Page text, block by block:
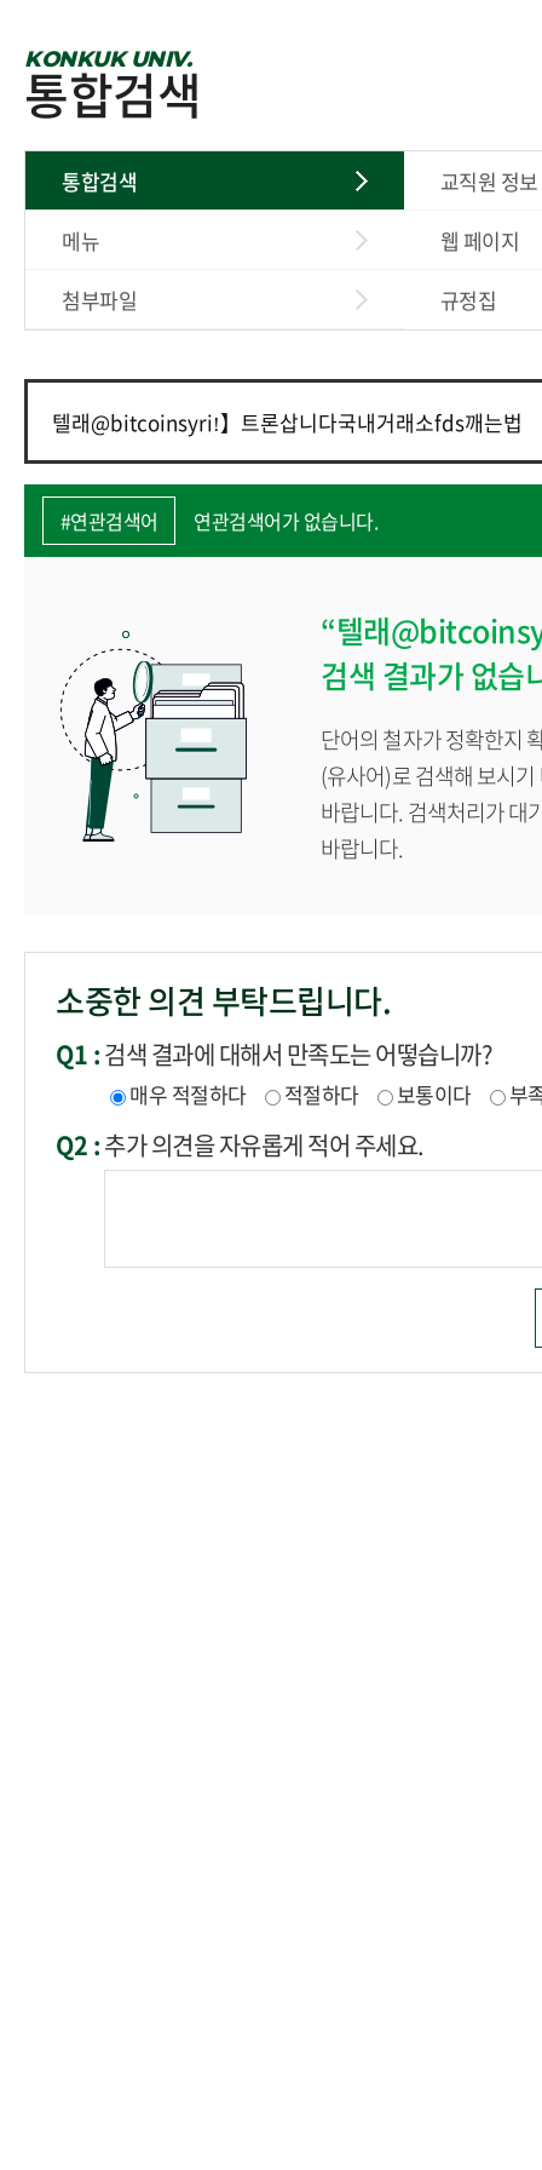
KONKUK UNIV.
통합검색
통합검색
교직원 정보
메뉴
웹 페이지
첨부파일
규정집
#연관검색어 연관검색어가 없습니다.
“텔래
검색 결과가 없습
단어의 철자가 정확한지
(유사어)로 검색해 보시
바랍니다. 검색처리가 대
바랍니다.
소중한 의견 부탁드립니다.
Q1 :검색 결과에 대해서 만족도는 어떻습니까?
매우 적절하다 적절하다 보통이다 부
Q2 :추가 의견을 자유롭게 적어 주세요.